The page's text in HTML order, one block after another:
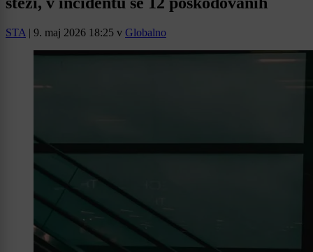
STA | 9. maj 2026 18:25 v Globalno